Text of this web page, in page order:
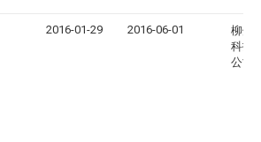
2016-01-29 2016-06-01
柳州
科技
公司